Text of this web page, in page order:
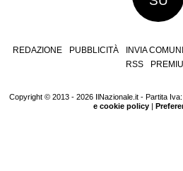
REDAZIONE PUBBLICITÀ INVIA
RSS
Copyright © 2013 - 2026 IlNazionale.it - Partita
e cookie policy|